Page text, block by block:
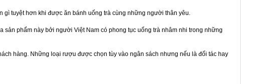
gì tuyệt hơn khi được ăn bánh uống trà cùng những người thân yêu.
phẩm này bởi người Việt Nam có phong tục uống trà nhâm nhi trong những
hàng. Những loại rượu được chọn tùy vào ngân sách nhưng nếu là đối tác hay